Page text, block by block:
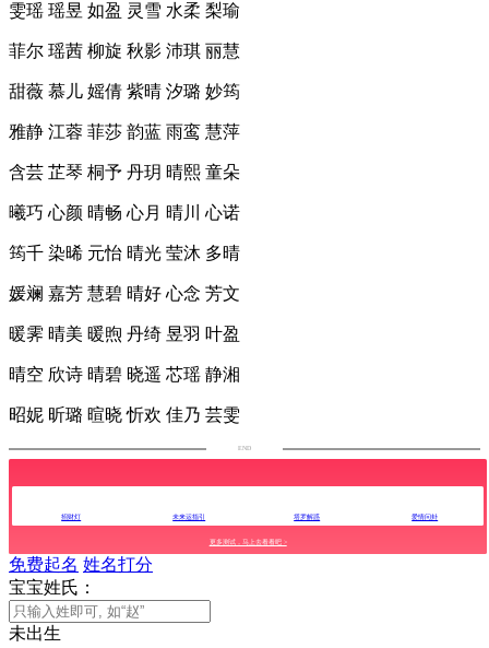
雯瑶 瑶昱 如盈 灵雪 水柔 梨瑜
菲尔 瑶茜 柳旋 秋影 沛琪 丽慧
甜薇 慕儿 媱倩 紫晴 汐璐 妙筠
雅静 江蓉 菲莎 韵蓝 雨鸾 慧萍
含芸 芷琴 桐予 丹玥 晴熙 童朵
曦巧 心颜 晴畅 心月 晴川 心诺
筠千 染晞 元怡 晴光 莹沐 多晴
媛斓 嘉芳 慧碧 晴好 心念 芳文
暖霁 晴美 暖煦 丹绮 昱羽 叶盈
晴空 欣诗 晴碧 晓遥 芯瑶 静湘
昭妮 昕璐 暄晓 忻欢 佳乃 芸雯
END
招财灯 未来运指引 塔罗解惑 爱情问卦
更多测试，马上去看看吧 >
免费起名 姓名打分
宝宝姓氏：
未出生